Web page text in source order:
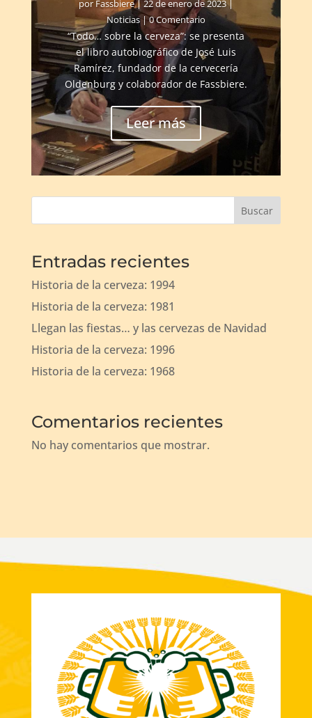
por Fassbiere| 22 de enero de 2023|
Noticias| 0 Comentario
“Todo… sobre la cerveza”: se presenta
el libro autobiográfico de José Luis
Ramírez, fundador de la cervecería
Oldenburg y colaborador de Fassbiere.
Leer más
Buscar
Entradas recientes
Historia de la cerveza: 1994
Historia de la cerveza: 1981
Llegan las fiestas… y las cervezas de Navidad
Historia de la cerveza: 1996
Historia de la cerveza: 1968
Comentarios recientes
No hay comentarios que mostrar.